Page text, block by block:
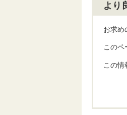
より
お求め
このペ
この情